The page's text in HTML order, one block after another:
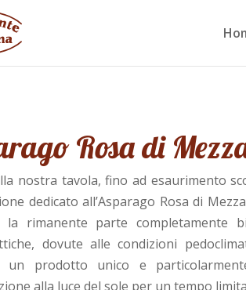
Rosa di
nostra tavola, fino ad esaurimento
dedicato all’Asparago Rosa di
rimanente parte completamente
dovute alle condizioni
un prodotto unico e
alla luce del sole per un tempo